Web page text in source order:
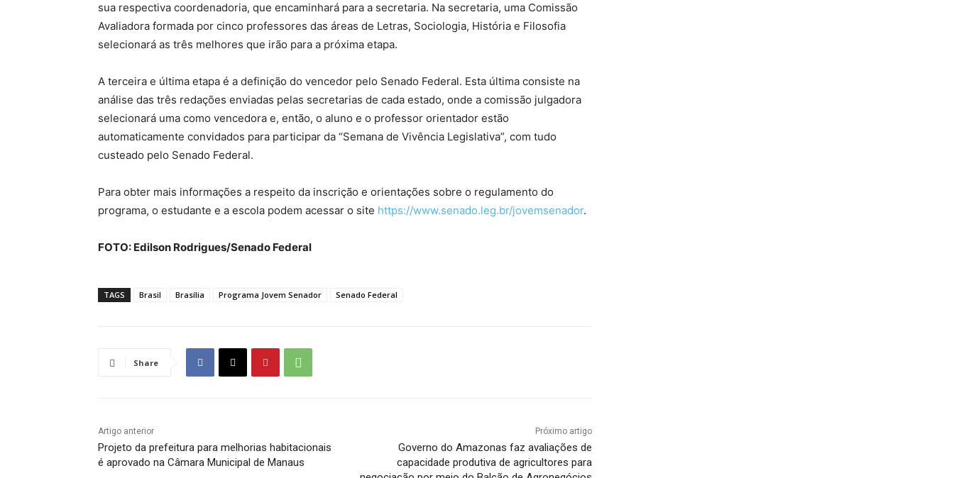
sua respectiva coordenadoria, que encaminhará para a secretaria. Na secretaria, uma Comissão
Avaliadora formada por cinco professores das áreas de Letras, Sociologia, História e Filosofia
selecionará as três melhores que irão para a próxima etapa.
A terceira e última etapa é a definição do vencedor pelo Senado Federal. Esta última consiste na
análise das três redações enviadas pelas secretarias de cada estado, onde a comissão julgadora
selecionará uma como vencedora e, então, o aluno e o professor orientador estão
automaticamente convidados para participar da “Semana de Vivência Legislativa”, com tudo
custeado pelo Senado Federal.
Para obter mais informações a respeito da inscrição e orientações sobre o regulamento do
programa, o estudante e a escola podem acessar o site https://www.senado.leg.br/jovemsenador.
FOTO: Edilson Rodrigues/Senado Federal
TAGS Brasil Brasília Programa Jovem Senador Senado Federal
Share
Artigo anterior
Projeto da prefeitura para melhorias habitacionais
é aprovado na Câmara Municipal de Manaus
Próximo artigo
Governo do Amazonas faz avaliações de
capacidade produtiva de agricultores para